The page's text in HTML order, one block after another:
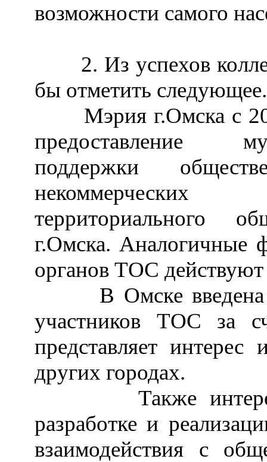
возможности самого
2. Из успехов коллег
бы отметить следующее.
Мэрия г.Омска с
предоставление
поддержки
некоммерческих
территориального
г.Омска. Аналогичные
органов ТОС действуют
В Омске введена
участников ТОС за
представляет
других городах.
Также интересен
разработке и
взаимодействия с